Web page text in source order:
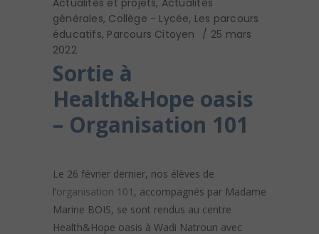
générales, Collège - Lycée, Les parcours
éducatifs, Parcours Citoyen
25 mars
2022
Sortie à
Health&Hope oasis
– Organisation 101
Le 26 février dernier, nos élèves de
l’organisation 101 , accompagnés par Madame
Marine BOIS, se sont rendus au centre
Health&Hope oasis à Wadi Natroun avec